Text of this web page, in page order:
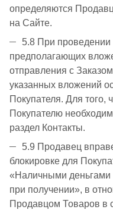
определяются
на Сайте.
5.8 При проведении
предполагающих
отправления с
указанных вложений
Покупателя. Для того,
Покупателю
раздел Контакты.
5.9 Продавец
блокировке для
«Наличными деньгами
при получении», в
Продавцом Товаров в